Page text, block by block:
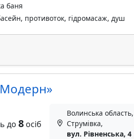
баня
противоток, гідромасаж, душ
до 8осіб
Волинська
Струмівка,
вул. Рівненська, 4